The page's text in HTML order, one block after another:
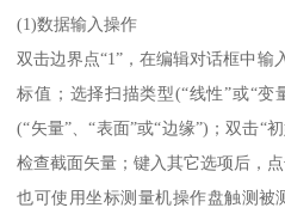
(1)数据输入操作
双击边界点“1”，在编辑对话框中输
标值；选择扫描类型(“线性”或“变
(“矢量”、“表面”或“边缘”)；双击“
检查截面矢量；键入其它选项后，点
也可使用坐标测量机操作盘触测被